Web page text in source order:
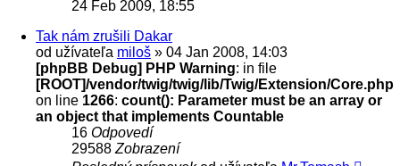
24 Feb 2009, 18:55
Tak nám zrušili Dakar
od užívateľa miloš » 04 Jan 2008, 14:03
[phpBB Debug] PHP Warning: in file
[ROOT]/vendor/twig/twig/lib/Twig/Extension/Core.php
on line 1266: count(): Parameter must be an array or
an object that implements Countable
16 Odpovedí
29588 Zobrazení